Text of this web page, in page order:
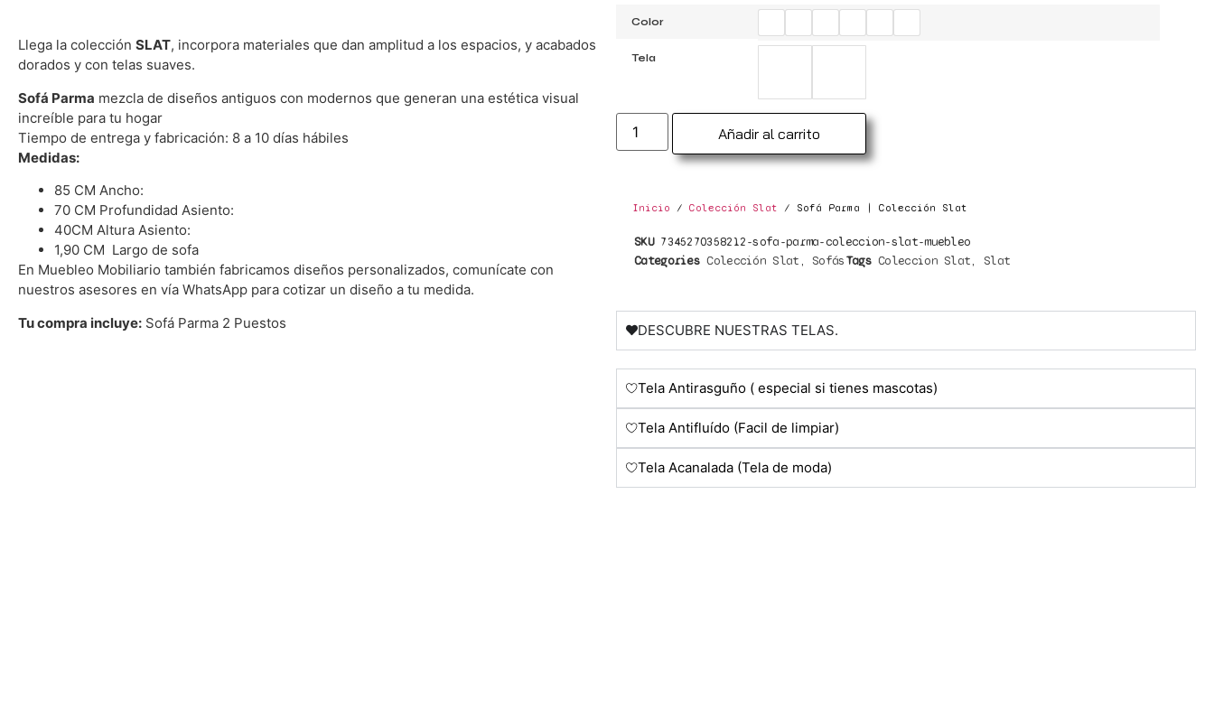
Llega la colección SLAT, incorpora materiales que dan amplitud a los espacios, y acabados
dorados y con telas suaves.
Sofá Parma mezcla de diseños antiguos con modernos que generan una estética visual
increíble para tu hogar
Tiempo de entrega y fabricación: 8 a 10 días hábiles
Medidas:
85 CM Ancho:
70 CM Profundidad Asiento:
40CM Altura Asiento:
1,90 CM Largo de sofa
En Muebleo Mobiliario también fabricamos diseños personalizados, comunícate con
nuestros asesores en vía WhatsApp para cotizar un diseño a tu medida.
Tu compra incluye: Sofá Parma 2 Puestos
Color
Tela
Añadir al carrito
Inicio / Colección Slat / Sofá Parma | Colección Slat
SKU 7345270358212-sofa-parma-coleccion-slat-muebleo
Categories Colección Slat ,SofásTags Coleccion Slat, Slat
DESCUBRE NUESTRAS TELAS.
Tela Antirasguño ( especial si tienes mascotas)
Tela Antifluído (Facil de limpiar)
Tela Acanalada (Tela de moda)